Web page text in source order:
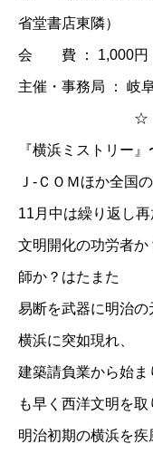
省堂書店東隣）
会 費 ： 1,000円
主催・事務局 ： 岐
☆
『横浜ミストリー
Ｊ-ＣＯＭほか全国
11月中は繰り返し再
文明開化の功労者
師か？はたまた
易断を武器に明治
横浜に突如現れ、
建築請負業から始ま
も早く西洋文明を取
明治初期の横浜を